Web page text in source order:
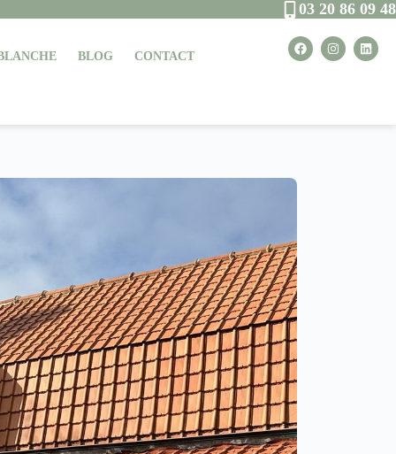
03 20 86 09 48
BLOG CONTACT